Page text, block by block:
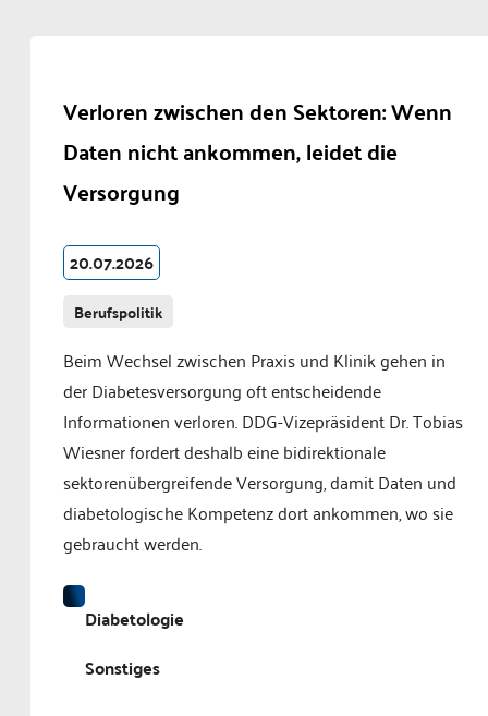
Verloren zwischen den Sektoren: Wenn
Daten nicht ankommen, leidet die
Versorgung
20.07.2026
Berufspolitik
Beim Wechsel zwischen Praxis und Klinik gehen in
der Diabetesversorgung oft entscheidende
Informationen verloren. DDG-Vizepräsident Dr. Tobias
Wiesner fordert deshalb eine bidirektionale
sektorenübergreifende Versorgung, damit Daten und
diabetologische Kompetenz dort ankommen, wo sie
gebraucht werden.
Diabetologie
Sonstiges